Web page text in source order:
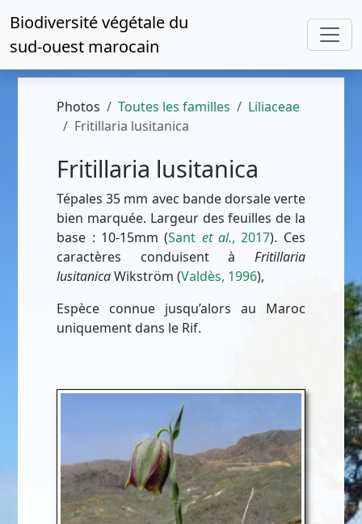
Biodiversité végétale du
sud-ouest marocain
Photos Toutes les familles
Liliaceae
Fritillaria lusitanica
Fritillaria lusitanica
Tépales 35 mm avec bande dorsale verte
bien marquée. Largeur des feuilles de la
base : 10-15mm (Sant et al., 2017). Ces
caractères conduisent à Fritillaria
lusitanicaWikström (Valdès, 1996),
Espèce connue jusqu’alors au Maroc
uniquement dans le Rif.